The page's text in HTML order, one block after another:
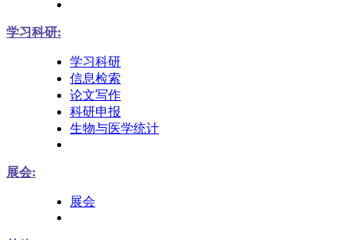
学习科研:
学习科研
信息检索
论文写作
科研申报
生物与医学统计
展会:
展会